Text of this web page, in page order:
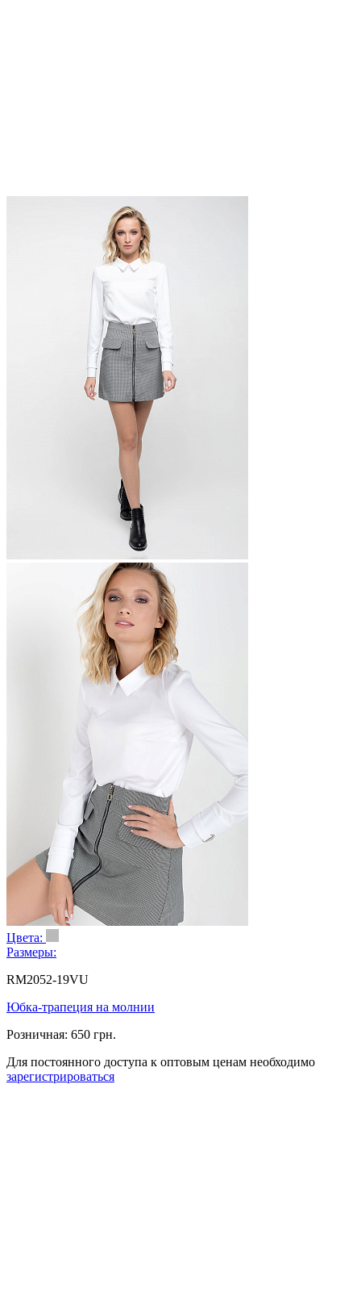
Цвета:
Размеры:
RM2052-19VU
Юбка-трапеция на молнии
Розничная: 650 грн.
Для постоянного доступа к оптовым ценам необходимо
зарегистрироваться